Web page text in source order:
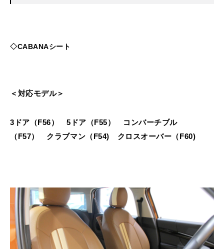
◇CABANAシート
＜対応モデル＞
3ドア（F56） 5ドア（F55） コンバーチブル
（F57） クラブマン（F54) クロスオーバー（F60)